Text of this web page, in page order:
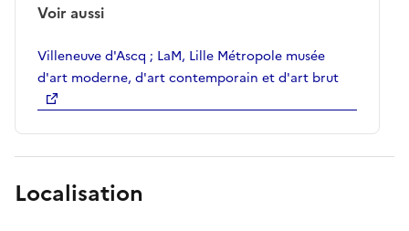
Voir aussi
Villeneuve d'Ascq ; LaM, Lille Métropole musée
d'art moderne, d'art contemporain et d'art brut
Localisation